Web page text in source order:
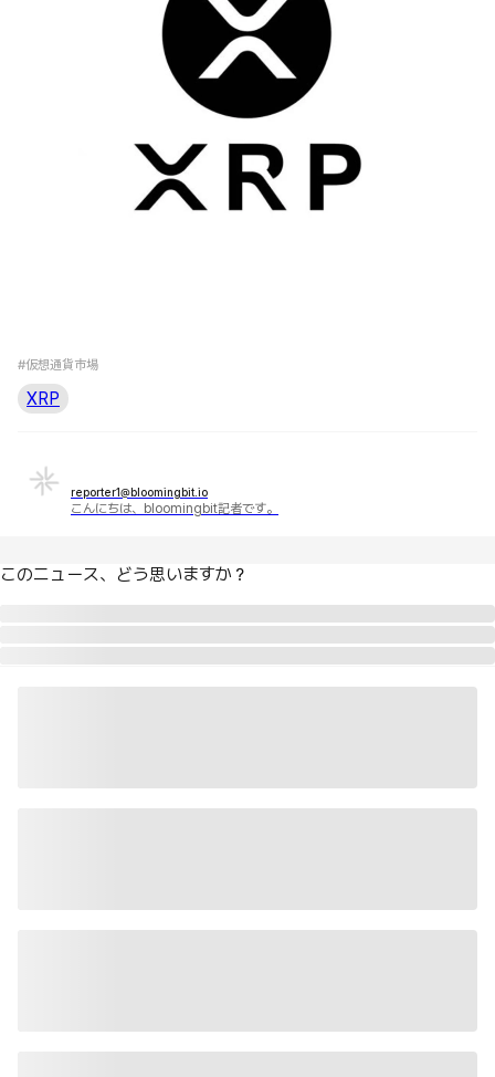
#仮想通貨市場
XRP
reporter1@bloomingbit.io
こんにちは、bloomingbit記者です。
このニュース、どう思いますか？